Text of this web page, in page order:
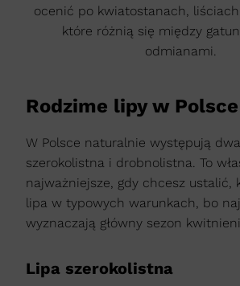
ocenić po kwiatostanach,
które różnią się między
odmianami.
Rodzime lipy w Polsce
W Polsce naturalnie występują
szerokolistna i drobnolistna. To
najważniejsze, gdy chcesz ustalić,
lipa w typowych warunkach, bo
wyznaczają główny sezon
Lipa szerokolistna